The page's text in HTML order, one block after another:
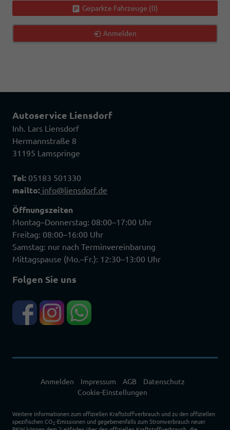
Geparkte Fahrzeuge (0)
Anmelden
Autoservice Liensdorf
Inh. Lars Liensdorf
Hermannstraße 8
31195 Lamspringe
Tel: 05183 501330
mailto: info@liensdorf.de
Öffnungszeiten
Montag–Donnerstag: 08:00–17:00 Uhr
Freitag: 08:00–16:00 Uhr
Samstag: nur nach Terminvereinbarung
Mittagspause (Mo.–Fr.): 12:30–13:00 Uhr
Folgen Sie uns
Anmelden Impressum AGB
Datenschutz
Cookie-Einstellungen
Weitere Informationen zum offiziellen Kraftstoffverbrauch und zu den offiziellen
spezifischen CO2-Emissionen und gegebenenfalls zum Stromverbrauch neuer